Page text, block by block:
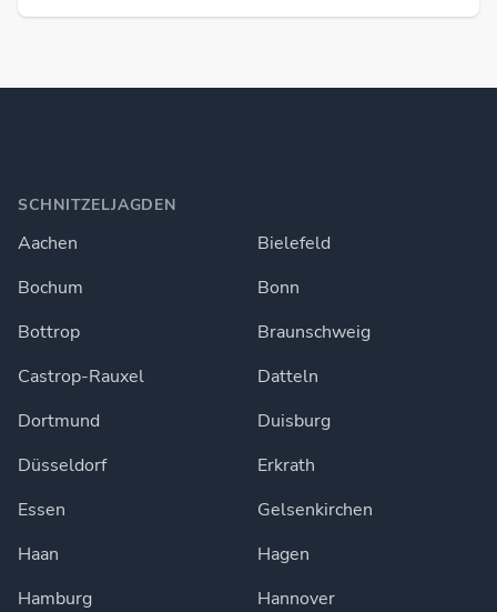
SCHNITZELJAGDEN
Aachen
Bielefeld
Bochum
Bonn
Bottrop
Braunschweig
Castrop-Rauxel
Datteln
Dortmund
Duisburg
Düsseldorf
Erkrath
Essen
Gelsenkirchen
Haan
Hagen
Hamburg
Hannover